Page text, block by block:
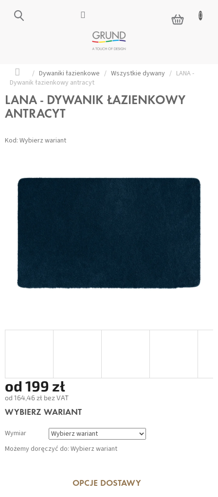
KOSZYK
Home
/ Dywaniki łazienkowe / Wszystkie dywany / LANA -
Dywanik łazienkowy antracyt
LANA - DYWANIK ŁAZIENKOWY
ANTRACYT
Kod: Wybierz wariant
od 199 zł
od 164,46 zł bez VAT
Cena
WYBIERZ WARIANT
Wymiar
Możemy doręczyć do: Wybierz wariant
OPCJE DOSTAWY